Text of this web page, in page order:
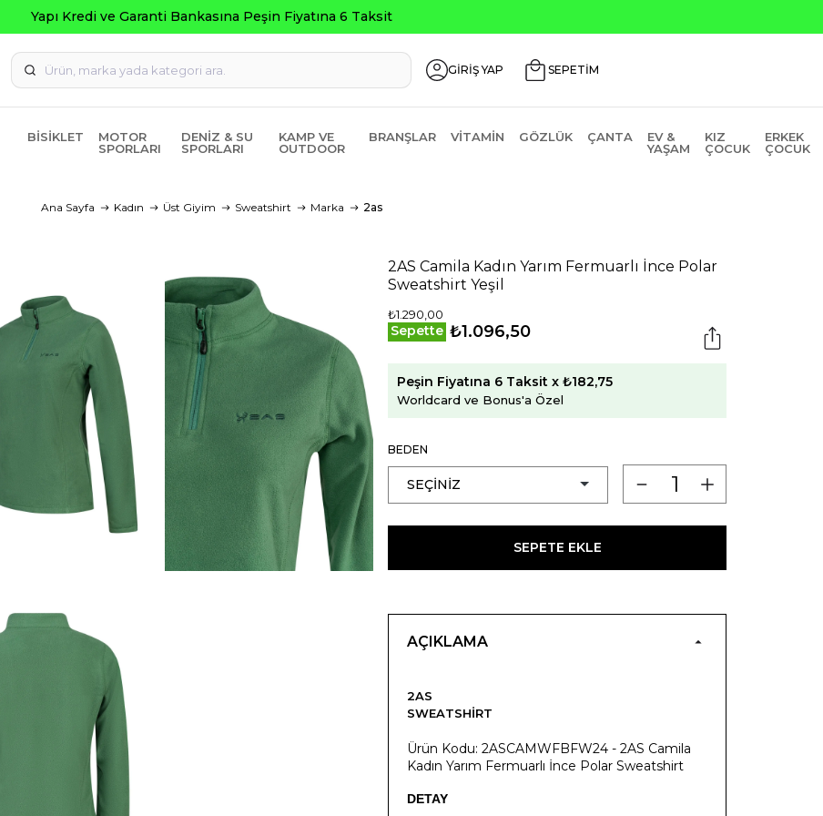
GİRİŞ YAP SEPETİM
BISIKLET
MOTOR
SPORLARI
DENIZ & SU
SPORLARI
KAMP VE
OUTDOOR
BRANŞLAR VITAMIN GÖZLÜK ÇANTA
EV &
YAŞAM
KIZ
ÇOCUK
ERKEK
ÇOCUK
Ana Sayfa Kadın Üst Giyim Sweatshirt Marka 2as
2AS Camila Kadın Yarım Fermuarlı İnce Polar
Sweatshirt Yeşil
₺1.290,00
Sepette ₺1.096,50
Peşin Fiyatına 6 Taksit x ₺182,75
Worldcard ve Bonus'a Özel
BEDEN
SEPETE EKLE
AÇIKLAMA
2AS
SWEATSHIRT
Ürün Kodu: 2ASCAMWFBFW24 - 2AS Camila
Kadın Yarım Fermuarlı İnce Polar Sweatshirt
DETAY